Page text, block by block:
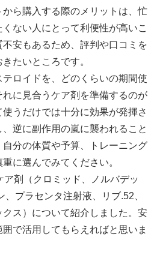
ら購入する際のメリットは、忙
ない人にとって利便性が高いこ
安もあるため、評判や口コミを
たいところです。
ロイドを、どのくらいの期間使
に見合うケア剤を準備するのが
うだけでは十分に効果が発揮さ
逆に副作用の嵐に襲われること
分の体質や予算、トレーニング
に選んでみてください。
ア剤（クロミッド、ノルバデッ
プラセンタ注射液、リブ.52、
ス）について紹介しました。安
で活用してもらえればと思いま